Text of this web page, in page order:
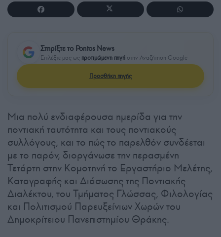
Στηρίξτε το Pontos News
Επιλέξτε μας ως προτιμώμενη πηγή στην Αναζήτηση Google
Προσθήκη πηγής
Μια πολύ ενδιαφέρουσα ημερίδα για την
ποντιακή ταυτότητα και τους ποντιακούς
συλλόγους, και το πώς το παρελθόν συνδέεται
με το παρόν, διοργάνωσε την περασμένη
Τετάρτη στην Κομοτηνή το Εργαστήριο Μελέτης,
Καταγραφής και Διάσωσης της Ποντιακής
Διαλέκτου, του Τμήματος Γλώσσας, Φιλολογίας
και Πολιτισμού Παρευξείνιων Χωρών του
Δημοκρίτειου Πανεπιστημίου Θράκης.